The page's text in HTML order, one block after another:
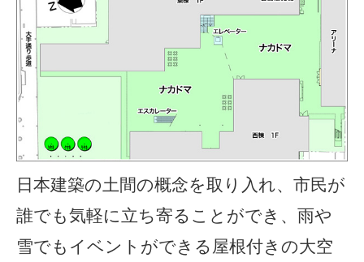
付き広場）フロアガ
最終更新